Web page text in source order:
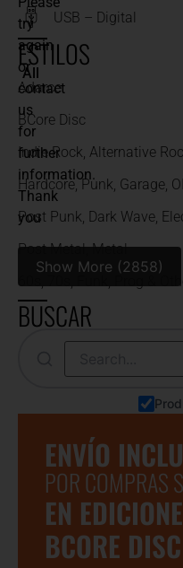
USB – Digital
ESTILOS
All
Adarce
BCore Disc
Indie Rock, Alternative
Hardcore, Punk, Garage,
Post Punk, Dark Wave,
Post Metal, Metal
60s, 70s, Funk, Prog &
BUSCAR
ENVÍO
POR COMPRAS
EN
BCORE DISC
try
again
or
contact
us
for
further
information.
Thank
you
Show More (2858)